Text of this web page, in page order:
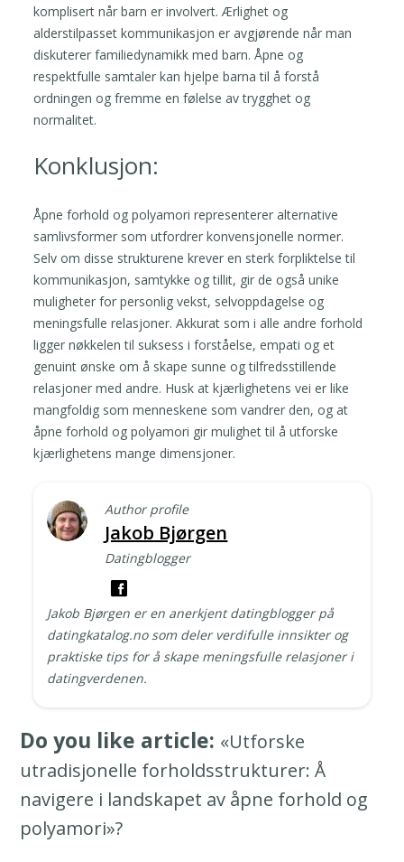
komplisert når barn er involvert. Ærlighet og
alderstilpasset kommunikasjon er avgjørende når man
diskuterer familiedynamikk med barn. Åpne og
respektfulle samtaler kan hjelpe barna til å forstå
ordningen og fremme en følelse av trygghet og
normalitet.
Konklusjon:
Åpne forhold og polyamori representerer alternative
samlivsformer som utfordrer konvensjonelle normer.
Selv om disse strukturene krever en sterk forpliktelse til
kommunikasjon, samtykke og tillit, gir de også unike
muligheter for personlig vekst, selvoppdagelse og
meningsfulle relasjoner. Akkurat som i alle andre forhold
ligger nøkkelen til suksess i forståelse, empati og et
genuint ønske om å skape sunne og tilfredsstillende
relasjoner med andre. Husk at kjærlighetens vei er like
mangfoldig som menneskene som vandrer den, og at
åpne forhold og polyamori gir mulighet til å utforske
kjærlighetens mange dimensjoner.
Author profile
Jakob Bjørgen
Datingblogger
Jakob Bjørgen er en anerkjent datingblogger på
datingkatalog.no som deler verdifulle innsikter og
praktiske tips for å skape meningsfulle relasjoner i
datingverdenen.
Do you like article: «Utforske
utradisjonelle forholdsstrukturer: Å
navigere i landskapet av åpne forhold og
polyamori»?